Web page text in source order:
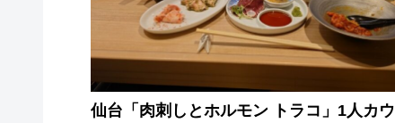
仙台「肉刺しとホルモン トラコ」1人カウ